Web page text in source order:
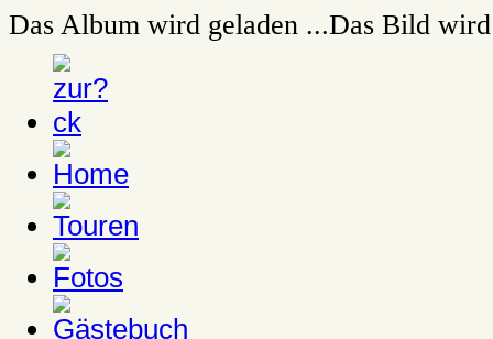
Das Album wird geladen ...Das Bild